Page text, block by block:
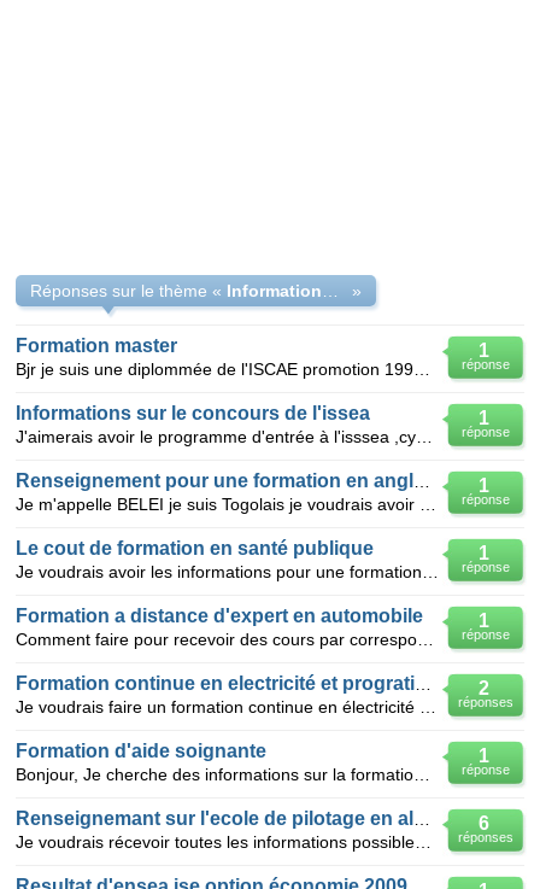
Réponses sur le thème « »
1
réponse
Formation master
1
réponse
Informations sur le concours de l'issea
1
réponse
1
réponse
Le cout de formation en santé publique
1
réponse
Formation a distance d'expert en automobile
2
réponses
1
réponse
Formation d'aide soignante
6
réponses